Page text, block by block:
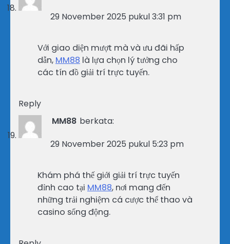
29 November 2025 pukul 3:31 pm
Với giao diện mượt mà và ưu đãi hấp
dẫn, MM88 là lựa chọn lý tưởng cho
các tín đồ giải trí trực tuyến.
Reply
MM88 berkata:
29 November 2025 pukul 5:23 pm
Khám phá thế giới giải trí trực tuyến
đỉnh cao tại MM88, nơi mang đến
những trải nghiệm cá cược thể thao và
casino sống động.